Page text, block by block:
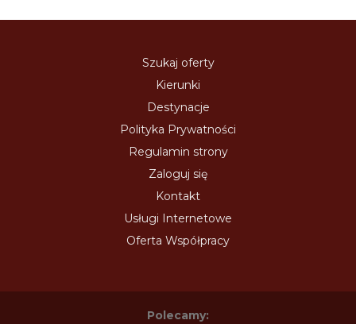
Szukaj oferty
Kierunki
Destynacje
Polityka Prywatności
Regulamin strony
Zaloguj się
Kontakt
Usługi Internetowe
Oferta Współpracy
Polecamy: